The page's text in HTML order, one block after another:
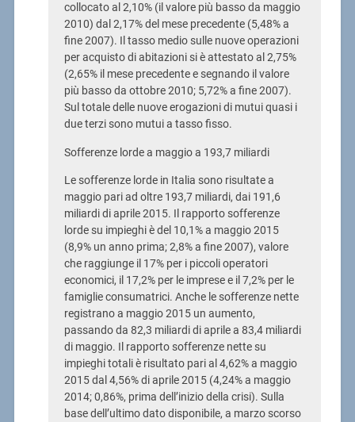
collocato al 2,10% (il valore più basso da maggio
2010) dal 2,17% del mese precedente (5,48% a
fine 2007). Il tasso medio sulle nuove operazioni
per acquisto di abitazioni si è attestato al 2,75%
(2,65% il mese precedente e segnando il valore
più basso da ottobre 2010; 5,72% a fine 2007).
Sul totale delle nuove erogazioni di mutui quasi i
due terzi sono mutui a tasso fisso.
Sofferenze lorde a maggio a 193,7 miliardi
Le sofferenze lorde in Italia sono risultate a
maggio pari ad oltre 193,7 miliardi, dai 191,6
miliardi di aprile 2015. Il rapporto sofferenze
lorde su impieghi è del 10,1% a maggio 2015
(8,9% un anno prima; 2,8% a fine 2007), valore
che raggiunge il 17% per i piccoli operatori
economici, il 17,2% per le imprese e il 7,2% per le
famiglie consumatrici. Anche le sofferenze nette
registrano a maggio 2015 un aumento,
passando da 82,3 miliardi di aprile a 83,4 miliardi
di maggio. Il rapporto sofferenze nette su
impieghi totali è risultato pari al 4,62% a maggio
2015 dal 4,56% di aprile 2015 (4,24% a maggio
2014; 0,86%, prima dell’inizio della crisi). Sulla
base dell’ultimo dato disponibile, a marzo scorso